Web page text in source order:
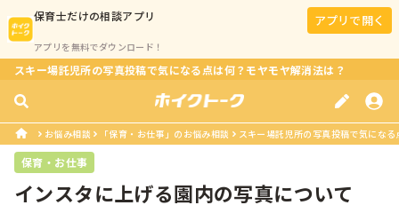
保育士だけの相談アプリ
アプリを無料でダウンロード！
アプリで開く
スキー場託児所の写真投稿で気になる点は何？モヤモヤ解消法は？
お悩み相談 「保育・お仕事」のお悩み相談 スキー場託児所の写真投稿で気にな
保育・お仕事
インスタに上げる園内の写真について